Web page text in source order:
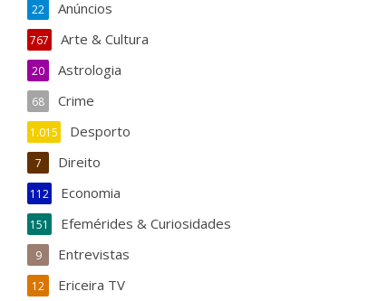
Anúncios
22
Arte & Cultura
767
Astrologia
20
Crime
68
Desporto
1.015
Direito
7
Economia
112
Efemérides & Curiosidades
151
Entrevistas
9
Ericeira TV
12